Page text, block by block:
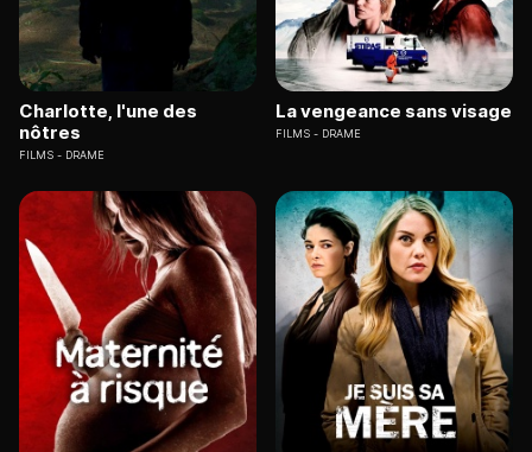
Charlotte, l'une des
nôtres
FILMS DRAME
La vengeance sans visage
FILMS DRAME